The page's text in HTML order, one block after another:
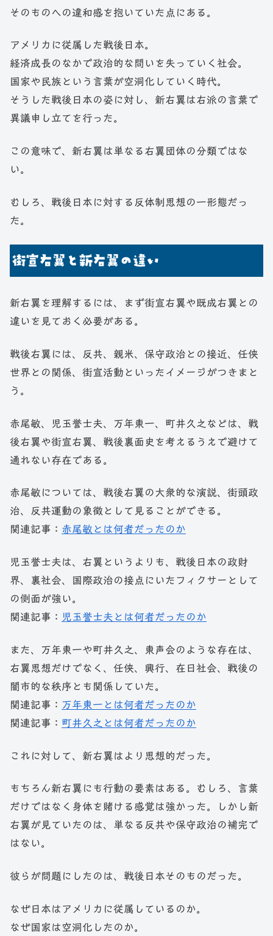
そのものへの違和感を抱いていた点にある。
アメリカに従属した戦後日本。
経済成長のなかで政治的な問いを失っていく社会。
国家や民族という言葉が空洞化していく時代。
そうした戦後日本の姿に対し、新右翼は右派の言葉で
異議申し立てを行った。
この意味で、新右翼は単なる右翼団体の分類ではな
い。
むしろ、戦後日本に対する反体制思想の一形態だっ
た。
街宣右翼と新右翼の違い
新右翼を理解するには、まず街宣右翼や既成右翼との
違いを見ておく必要がある。
戦後右翼には、反共、親米、保守政治との接近、任侠
世界との関係、街宣活動といったイメージがつきまと
う。
赤尾敏、児玉誉士夫、万年東一、町井久之などは、戦
後右翼や街宣右翼、戦後裏面史を考えるうえで避けて
通れない存在である。
赤尾敏については、戦後右翼の大衆的な演説、街頭政
治、反共運動の象徴として見ることができる。
関連記事： 赤尾敏とは何者だったのか
児玉誉士夫は、右翼というよりも、戦後日本の政財
界、裏社会、国際政治の接点にいたフィクサーとして
の側面が強い。
関連記事： 児玉誉士夫とは何者だったのか
また、万年東一や町井久之、東声会のような存在は、
右翼思想だけでなく、任侠、興行、在日社会、戦後の
闇市的な秩序とも関係していた。
関連記事： 万年東一とは何者だったのか
関連記事： 町井久之とは何者だったのか
これに対して、新右翼はより思想的だった。
もちろん新右翼にも行動の要素はある。むしろ、言葉
だけではなく身体を賭ける感覚は強かった。しかし新
右翼が見ていたのは、単なる反共や保守政治の補完で
はない。
彼らが問題にしたのは、戦後日本そのものだった。
なぜ日本はアメリカに従属しているのか。
なぜ国家は空洞化したのか。